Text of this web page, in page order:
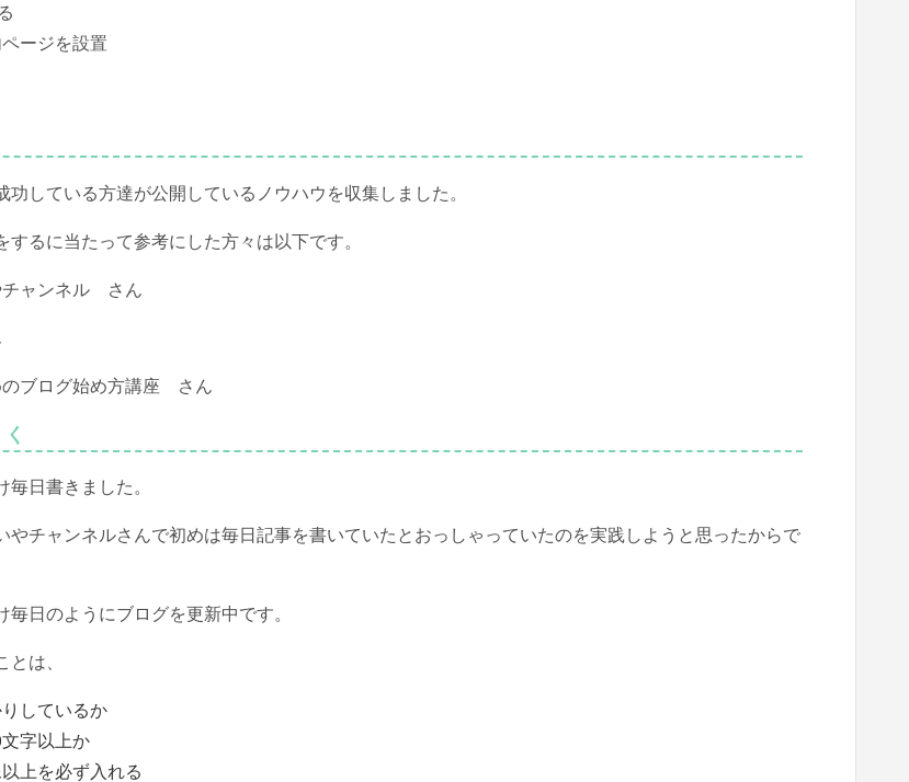
ージを設置
功している方達が公開しているノウハウを収集しました。
するに当たって参考にした方々は以下です。
チャンネル さん
のブログ始め方講座 さん
日書きました。
やチャンネルさんで初めは毎日記事を書いていたとおっしゃっていたのを実践しようと思ったからで
毎日のようにブログを更新中です。
は、
しているか
字以上か
上を必ず入れる